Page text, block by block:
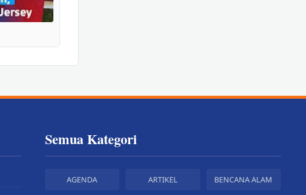
Semua Kategori
AGENDA ARTIKEL BENCANA ALAM